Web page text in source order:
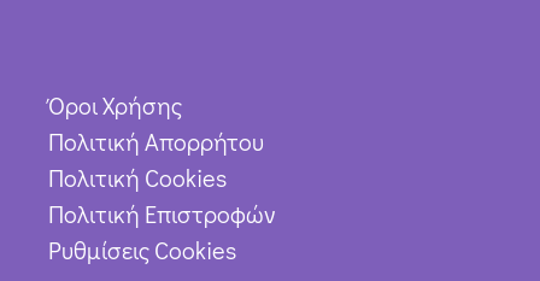
Όροι Χρήσης
Πολιτική Απορρήτου
Πολιτική Cookies
Πολιτική Επιστροφών
Ρυθμίσεις Cookies